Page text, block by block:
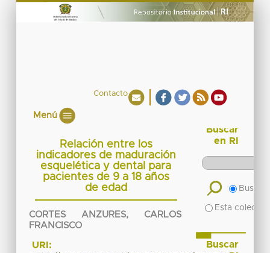
Contacto
Menú
Relación entre los
indicadores de maduración
esquelética y dental para
pacientes de 9 a 18 años
de edad
CORTES ANZURES, CARLOS
FRANCISCO
URI:
Buscar
en RI
Buscar
Esta
Buscar